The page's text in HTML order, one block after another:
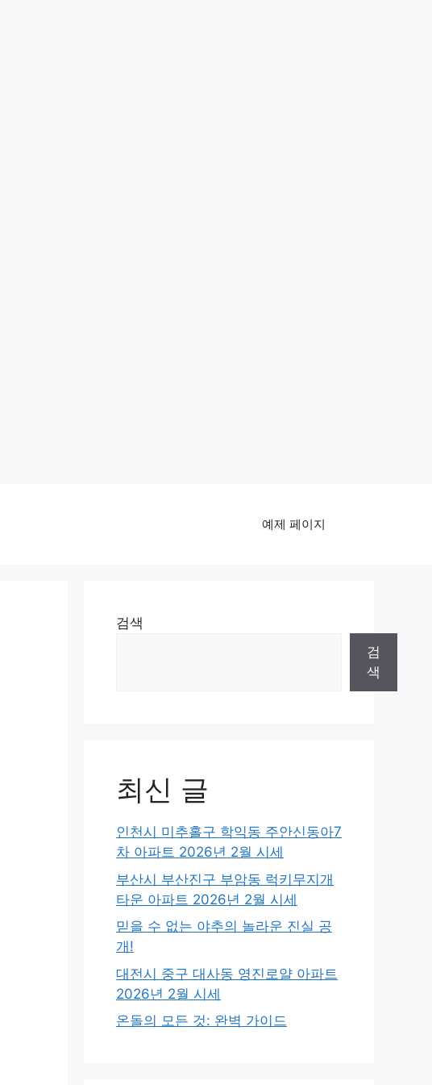
예제 페이지
검색
검
색
최신 글
인천시 미추홀구 학익동 주안신동아7
차 아파트 2026년 2월 시세
부산시 부산진구 부암동 럭키무지개
타운 아파트 2026년 2월 시세
믿을 수 없는 야추의 놀라운 진실 공
개!
대전시 중구 대사동 영진로얄 아파트
2026년 2월 시세
온돌의 모든 것: 완벽 가이드